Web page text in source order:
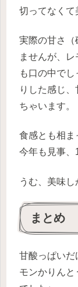
切ってなくて
実際の甘さ（
ませんが、
も口の中で
りした感じ
ちゃいます。
食感とも相ま
今年も見事、
うむ、美味
まとめ
甘酸っぱいだ
モンかりんと